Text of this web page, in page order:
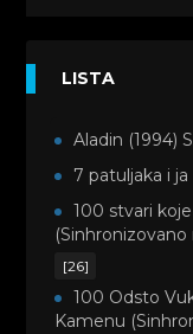
LISTA
Aladin (1994)
7 patuljaka i
100 stvari
(Sinhronizovano
[26]
100 Odsto
Kamenu